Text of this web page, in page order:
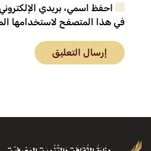
احفظ اسمي، بريدي
في هذا المتصفح لاستخدامها
إرسال التعليق